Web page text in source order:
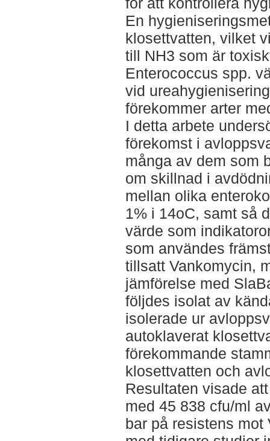
En
klosettvatten, vilket
till NH3 som är
Enterococcus spp.
vid
förekommer arter
I detta arbete
förekomst i
många av dem som
om skillnad i
mellan olika
1% i 14oC, samt så
värde som
som användes
tillsatt Vankomycin,
jämförelse med
följdes isolat av
isolerade ur
autoklaverat
förekommande
klosettvatten och
Resultaten visade
med 45 838 cfu/ml
bar på resistens mot